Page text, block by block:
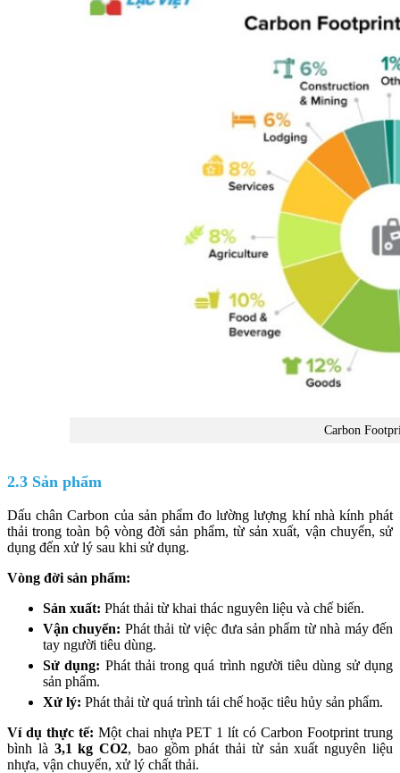
Carbon
2.3 Sản phẩm
Dấu chân Carbon của sản phẩm đo lường lượng khí nhà kính phát
thải trong toàn bộ vòng đời sản phẩm, từ sản xuất, vận chuyển, sử
dụng đến xử lý sau khi sử dụng.
Vòng đời sản phẩm:
Sản xuất: Phát thải từ khai thác nguyên liệu và chế biến.
Vận chuyển: Phát thải từ việc đưa sản phẩm từ nhà máy đến
tay người tiêu dùng.
Sử dụng: Phát thải trong quá trình người tiêu dùng sử dụng
sản phẩm.
Xử lý: Phát thải từ quá trình tái chế hoặc tiêu hủy sản phẩm.
Ví dụ thực tế: Một chai nhựa PET 1 lít có Carbon Footprint trung
bình là 3,1 kg CO2, bao gồm phát thải từ sản xuất nguyên liệu
nhựa, vận chuyển, xử lý chất thải.